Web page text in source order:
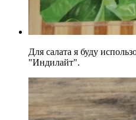
Для салата я буду
"Индилайт".